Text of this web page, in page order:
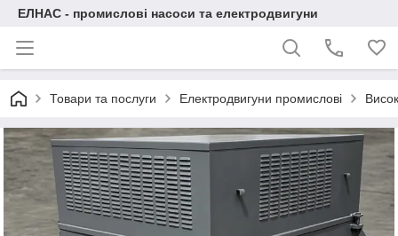
ЕЛНАС - промислові насоси та електродвигуни
Товари та послуги Електродвигуни промислові